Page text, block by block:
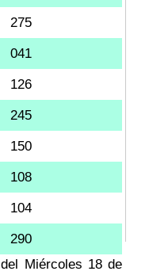
275
041
126
245
150
108
104
290
Miércoles 18 de